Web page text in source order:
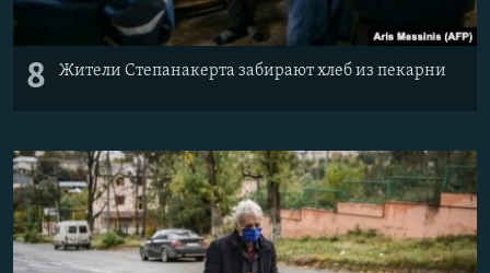
8 Жители Степанакерта забирают хлеб из пекарни